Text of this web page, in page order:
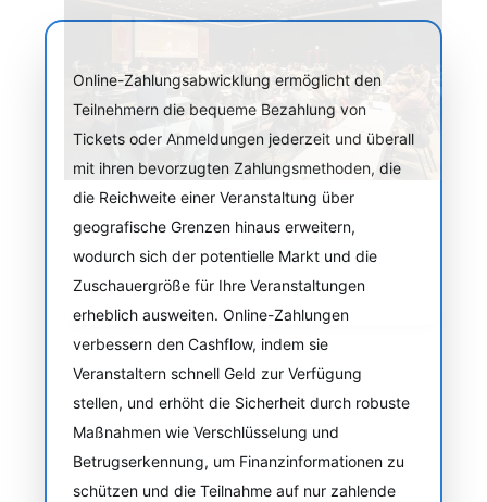
Online-Zahlungsabwicklung ermöglicht den
Teilnehmern die bequeme Bezahlung von
Tickets oder Anmeldungen jederzeit und überall
mit ihren bevorzugten Zahlungsmethoden, die
die Reichweite einer Veranstaltung über
geografische Grenzen hinaus erweitern,
wodurch sich der potentielle Markt und die
Zuschauergröße für Ihre Veranstaltungen
erheblich ausweiten. Online-Zahlungen
verbessern den Cashflow, indem sie
Veranstaltern schnell Geld zur Verfügung
stellen, und erhöht die Sicherheit durch robuste
Maßnahmen wie Verschlüsselung und
Betrugserkennung, um Finanzinformationen zu
schützen und die Teilnahme auf nur zahlende